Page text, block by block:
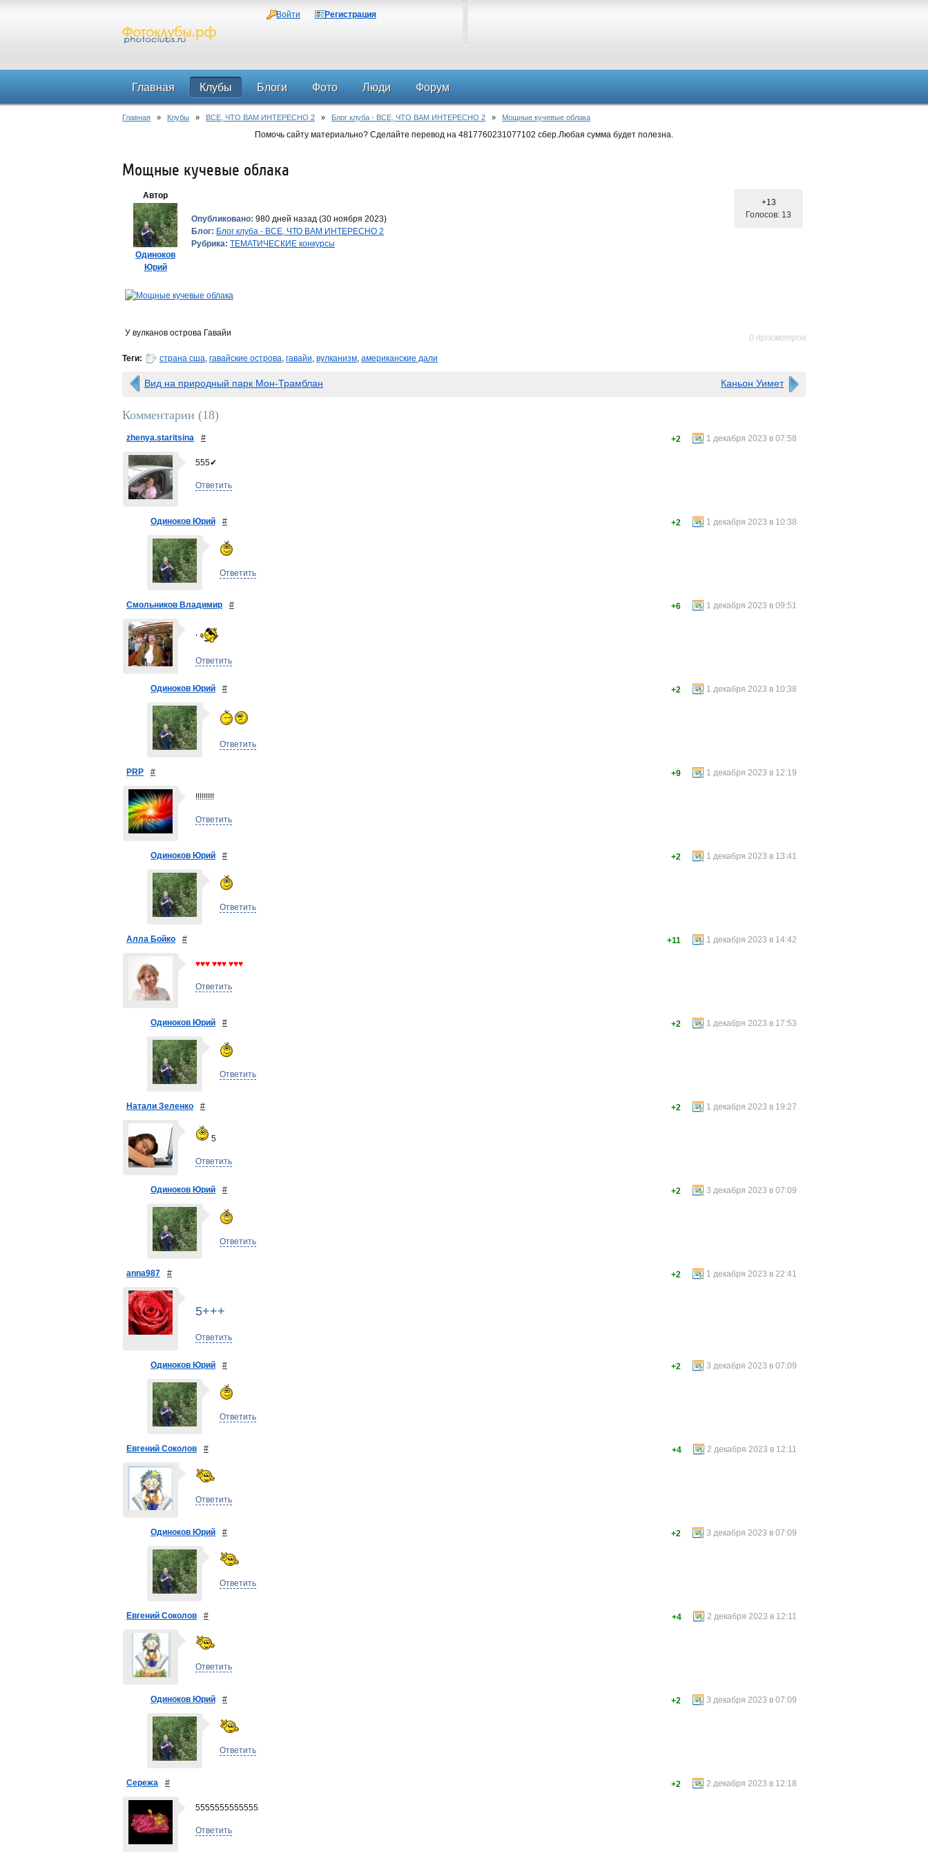
Войти Регистрация
Главная Клубы Блоги Фото Люди Форум
Главная » Клубы » ВСЕ, ЧТО ВАМ ИНТЕРЕСНО 2 » Блог клуба - ВСЕ, ЧТО ВАМ ИНТЕРЕСНО 2 » Мощные кучевые облака
Помочь сайту материально? Сделайте перевод на 4817760231077102 сбер.Любая сумма будет полезна.
Мощные кучевые облака
Автор
Одиноков
Юрий
Опубликовано: 980 дней назад (30 ноября 2023)
Блог: Блог клуба - ВСЕ, ЧТО ВАМ ИНТЕРЕСНО 2
Рубрика: ТЕМАТИЧЕСКИЕ конкурсы
+13
Голосов: 13
У вулканов острова Гавайи 0 просмотров
Теги: страна сша, гавайские острова, гавайи, вулканизм, американские дали
Вид на природный парк Мон-Трамблан Каньон Уимет
Комментарии (18)
zhenya.staritsina # 1 декабря 2023 в 07:58
+2
555✔
Ответить
Одиноков Юрий # 1 декабря 2023 в 10:38
+2
Ответить
Смольников Владимир # 1 декабря 2023 в 09:51
+6
Ответить
Одиноков Юрий # 1 декабря 2023 в 10:38
+2
Ответить
PRP # 1 декабря 2023 в 12:19
+9
!!!!!!!!!
Ответить
Одиноков Юрий # 1 декабря 2023 в 13:41
+2
Ответить
Алла Бойко # 1 декабря 2023 в 14:42
+11
♥♥♥ ♥♥♥ ♥♥♥
Ответить
Одиноков Юрий # 1 декабря 2023 в 17:53
+2
Ответить
Натали Зеленко # 1 декабря 2023 в 19:27
+2
5
Ответить
Одиноков Юрий # 3 декабря 2023 в 07:09
+2
Ответить
anna987 # 1 декабря 2023 в 22:41
+2
5+++
Ответить
Одиноков Юрий # 3 декабря 2023 в 07:09
+2
Ответить
Евгений Соколов # 2 декабря 2023 в 12:11
+4
Ответить
Одиноков Юрий # 3 декабря 2023 в 07:09
+2
Ответить
Евгений Соколов # 2 декабря 2023 в 12:11
+4
Ответить
Одиноков Юрий # 3 декабря 2023 в 07:09
+2
Ответить
Сережа # 2 декабря 2023 в 12:18
+2
5555555555555
Ответить